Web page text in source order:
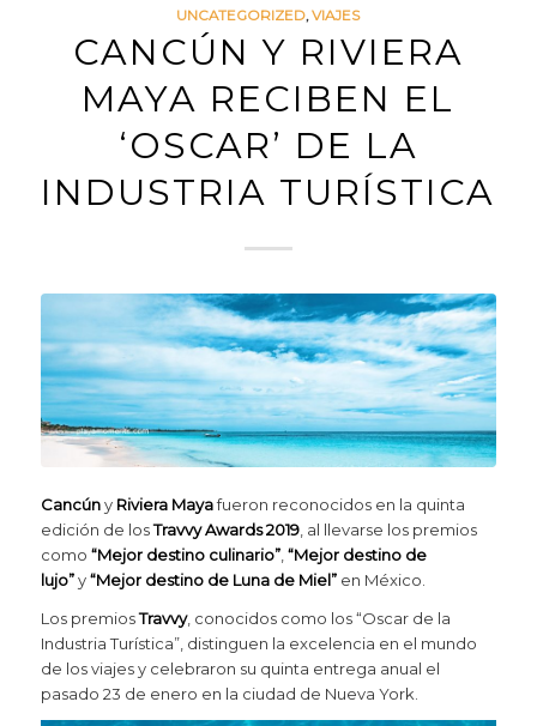
UNCATEGORIZED,VIAJES
CANCÚN Y RIVIERA
MAYA RECIBEN EL
‘OSCAR’ DE LA
INDUSTRIA TURÍSTICA
Cancúny Riviera Mayafueron reconocidos en la quinta
edición de losTravvy Awards 2019, al llevarse los premios
como “Mejor destino culinario”, “Mejor destino de
lujo”y“Mejor destino de Luna de Miel” en México.
Los premiosTravvy, conocidos como los “Oscar de la
Industria Turística”, distinguen la excelencia en el mundo
de los viajes y celebraron su quinta entrega anual el
pasado 23 de enero en la ciudad de Nueva York.